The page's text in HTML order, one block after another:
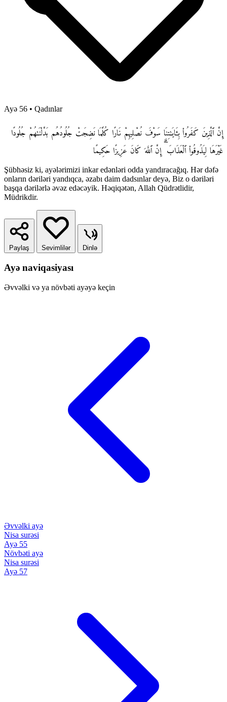
Ayə 56 • Qadınlar
إِنَّ ٱلَّذِينَ كَفَرُوا۟ بِـَٔايَـٰتِنَا سَوْفَ نُصْلِيهِمْ نَارًا كُلَّمَا نَضِجَتْ جُلُودُهُم بَدَّلْنَـٰهُمْ جُلُودًا
غَيْرَهَا لِيَذُوقُوا۟ ٱلْعَذَابَ ۗ إِنَّ ٱللَّهَ كَانَ عَزِيزًا حَكِيمًا
Şübhəsiz ki, ayələrimizi inkar edənləri odda yandıracağıq. Hər dəfə
onların dəriləri yandıqca, əzabı daim dadsınlar deyə, Biz o dəriləri
başqa dərilərlə əvəz edəcəyik. Həqiqətən, Allah Qüdrətlidir,
Müdrikdir.
Paylaş Sevimlilər Dinlə
Ayə naviqasiyası
Əvvəlki və ya növbəti ayəyə keçin
Əvvəlki ayə
Nisa surəsi
Ayə 55
Növbəti ayə
Nisa surəsi
Ayə 57